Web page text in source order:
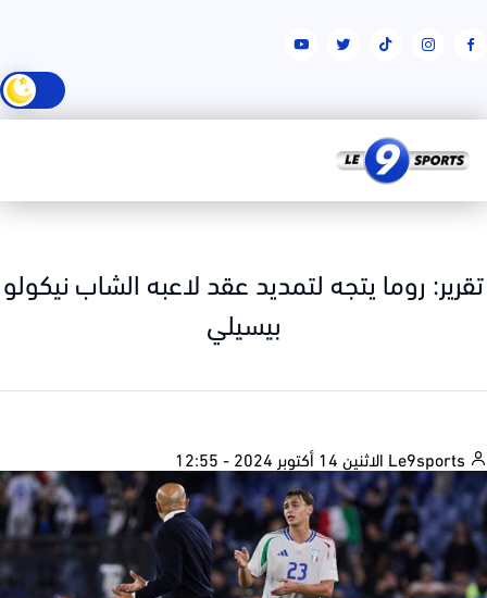
روما يتجه لتمديد عقد لاعبه الشاب نيكولو
بيسيلي
الاثنين 14 أكتوبر 2024 - 12:55